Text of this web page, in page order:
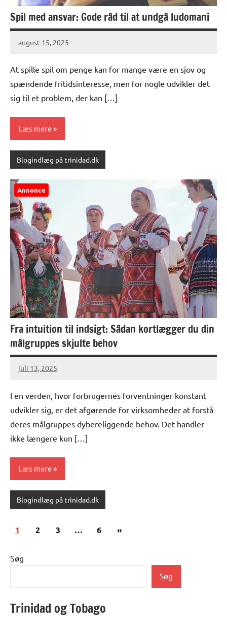
Spil med ansvar: Gode råd til at undgå ludomani
august 15, 2025
At spille spil om penge kan for mange være en sjov og
spændende fritidsinteresse, men for nogle udvikler det
sig til et problem, der kan […]
Læs mere
Blogindlæg på trinidad.dk
Annonce
Fra intuition til indsigt: Sådan kortlægger du din
målgruppes skjulte behov
juli 13, 2025
I en verden, hvor forbrugernes forventninger konstant
udvikler sig, er det afgørende for virksomheder at forstå
deres målgruppes dybereliggende behov. Det handler
ikke længere kun […]
Læs mere
Blogindlæg på trinidad.dk
Indlægsinddeling
1 2 3 … 6
Næste
»
Søg
Søg
Trinidad og Tobago